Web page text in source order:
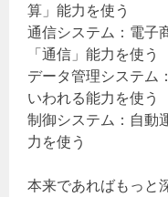
算」能力を使う
通信システム：電子
「通信」能力を使う
データ管理システム
いわれる能力を使う
制御システム：自動
力を使う
本来であればもっと